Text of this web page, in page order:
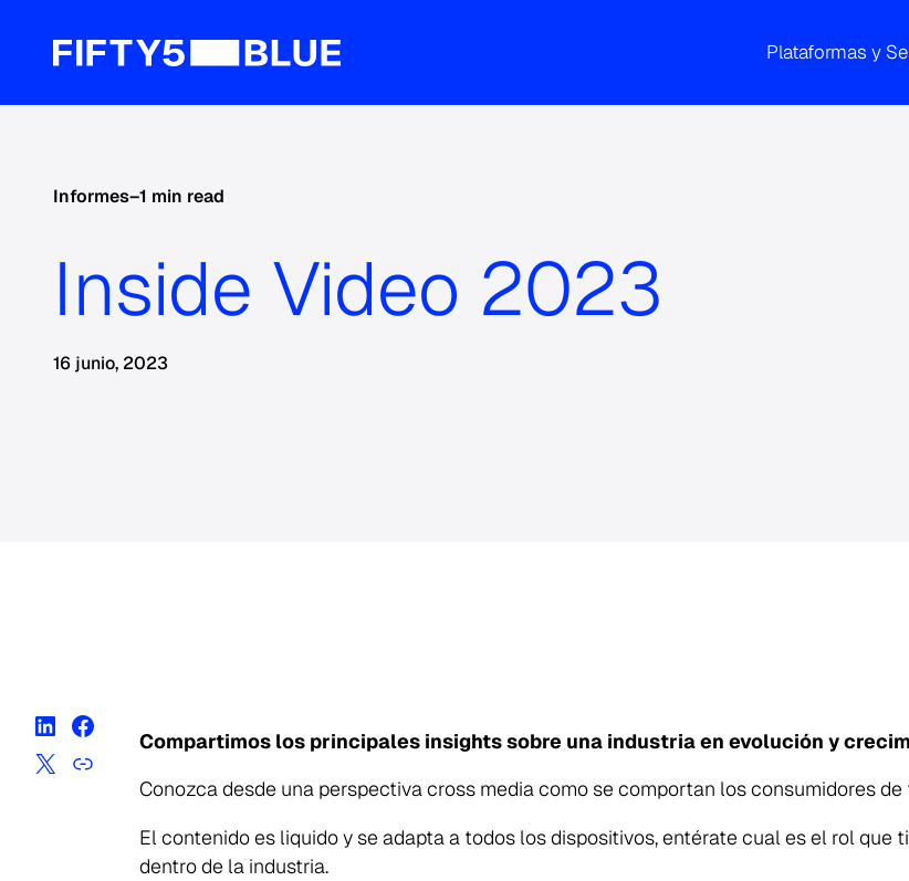
Plataformas y
Informes–1 min read
Inside Video 2023
16 junio, 2023
Compartimos los principales insights sobre una industria en evolución y
Conozca desde una perspectiva cross media como se comportan los consumidores
El contenido es liquido y se adapta a todos los dispositivos, entérate cual es el rol
dentro de la industria.